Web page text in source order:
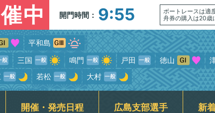
中 開門時間： 9:55
ボートレースは適
舟券の購入は20歳
平和島
三国 鳴門 戸田 徳山
若松 大村
開催・発売日程 広島支部選手 新